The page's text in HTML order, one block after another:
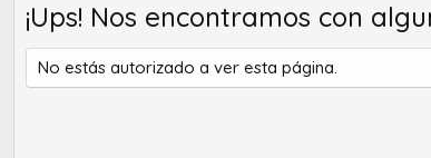
¡Ups! Nos encontramos con
No estás autorizado a ver esta página.